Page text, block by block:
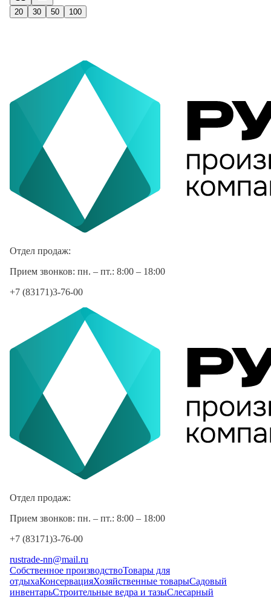
20 30 50 100
Отдел продаж:
Прием звонков: пн. – пт.: 8:00 – 18:00
+7 (83171)3-76-00
Отдел продаж:
Прием звонков: пн. – пт.: 8:00 – 18:00
+7 (83171)3-76-00
rustrade-nn@mail.ru
Собственное производствоТовары для
отдыхаКонсервацияХозяйственные товарыСадовый
инвентарьСтроительные ведра и тазыСлесарный